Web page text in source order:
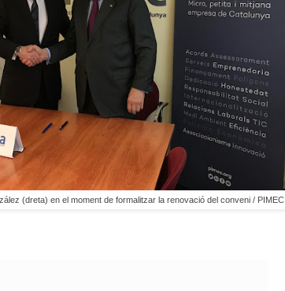
(dreta) en el moment de formalitzar la renovació del conveni / PIMEC